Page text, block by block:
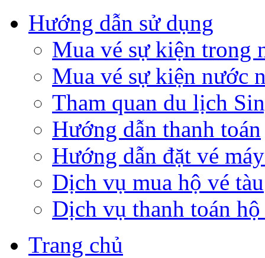
Hướng dẫn sử dụng
Mua vé sự kiện trong
Mua vé sự kiện nước
Tham quan du lịch
Hướng dẫn thanh toán
Hướng dẫn đặt vé
Dịch vụ mua hộ vé tàu
Dịch vụ thanh toán hộ
Trang chủ